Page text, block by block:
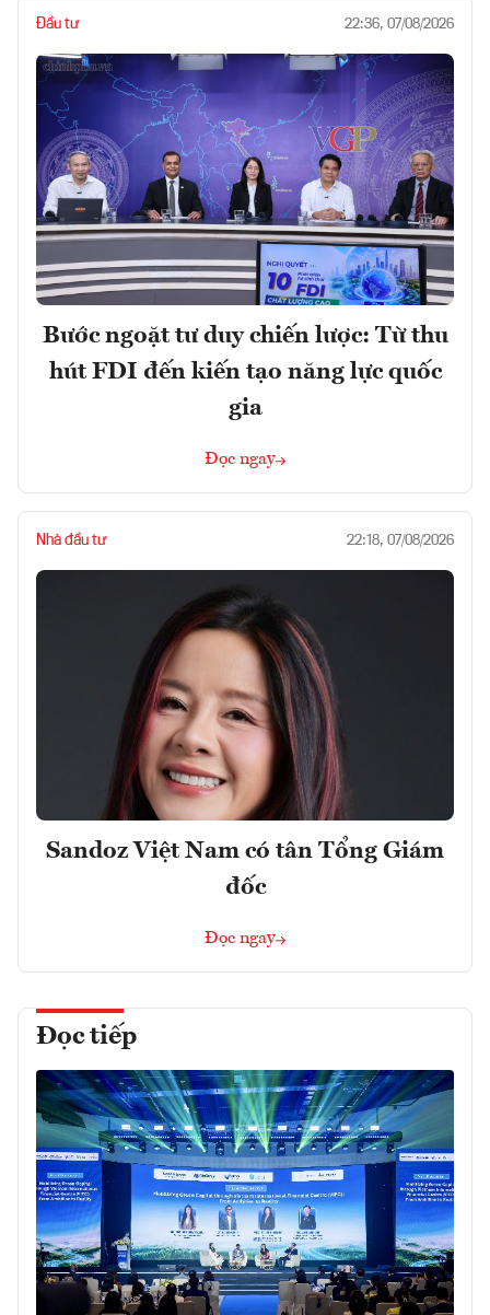
Đầu tư 22:36, 07/08/2026
Bước ngoặt tư duy chiến lược: Từ thu
hút FDI đến kiến tạo năng lực quốc
gia
Đọc ngay
Nhà đầu tư 22:18, 07/08/2026
Sandoz Việt Nam có tân Tổng Giám
đốc
Đọc ngay
Đọc tiếp